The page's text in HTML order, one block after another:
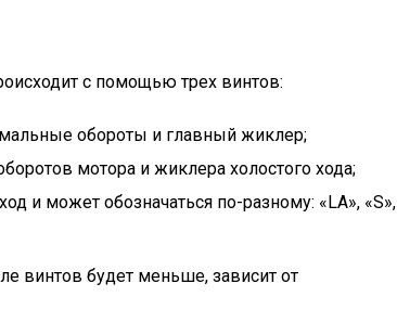
с помощью трех винтов:
обороты и главный жиклер;
мотора и жиклера холостого хода;
и может обозначаться по-разному: «LA», «S»,
винтов будет меньше, зависит от